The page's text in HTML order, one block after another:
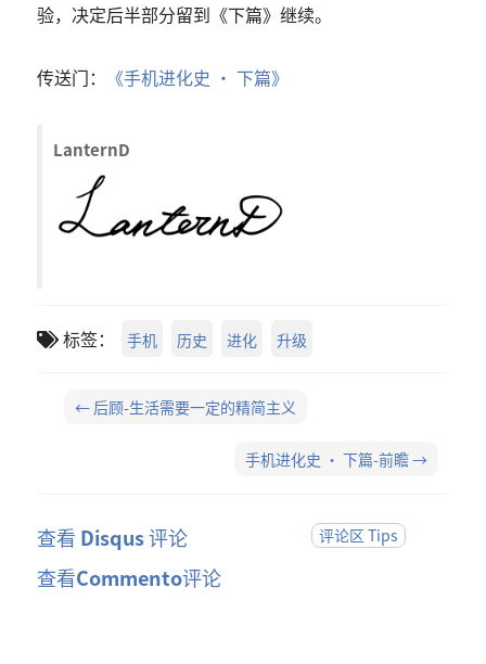
验，决定后半部分留到《下篇》继续。
传送门： 《手机进化史 · 下篇》
LanternD
标签： 手机 历史 进化 升级
← 后顾-生活需要一定的精简主义
手机进化史 · 下篇-前瞻 →
查看 Disqus评论 评论区 Tips
查看Commento评论